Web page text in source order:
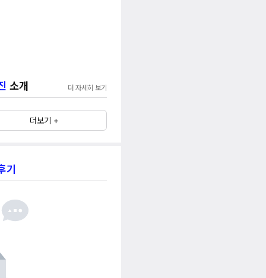
소개 더 자세히 보기
더보기 +
기